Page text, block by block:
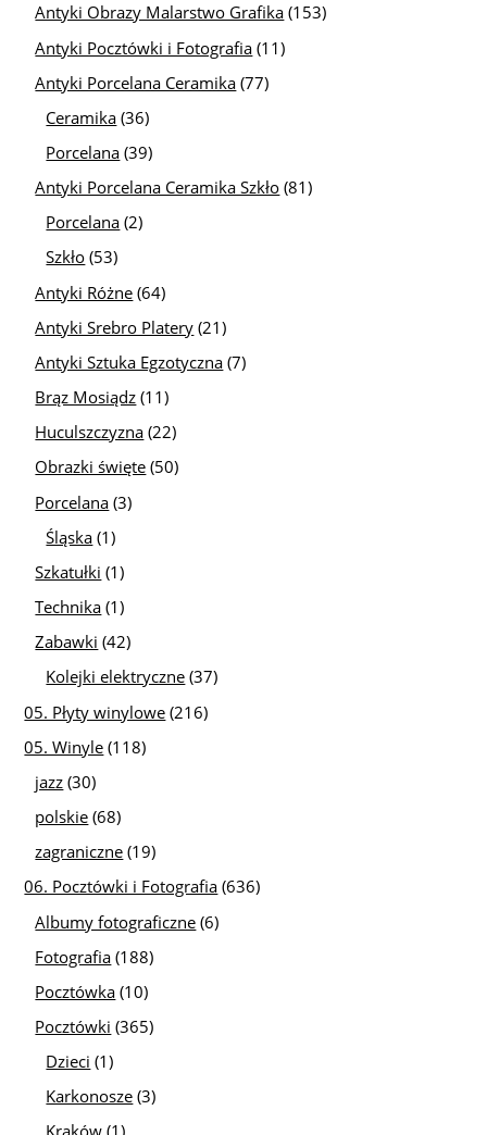
Antyki Obrazy Malarstwo Grafika (153)
Antyki Pocztówki i Fotografia (11)
Antyki Porcelana Ceramika (77)
Ceramika (36)
Porcelana (39)
Antyki Porcelana Ceramika Szkło (81)
Porcelana (2)
Szkło (53)
Antyki Różne (64)
Antyki Srebro Platery (21)
Antyki Sztuka Egzotyczna (7)
Brąz Mosiądz (11)
Huculszczyzna (22)
Obrazki święte (50)
Porcelana (3)
Śląska (1)
Szkatułki (1)
Technika (1)
Zabawki (42)
Kolejki elektryczne (37)
05. Płyty winylowe (216)
05. Winyle (118)
jazz (30)
polskie (68)
zagraniczne (19)
06. Pocztówki i Fotografia (636)
Albumy fotograficzne (6)
Fotografia (188)
Pocztówka (10)
Pocztówki (365)
Dzieci (1)
Karkonosze (3)